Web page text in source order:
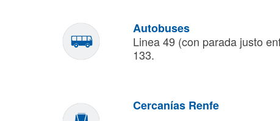
Autobuses
Linea 49 (con parada justo
133.
Cercanías Renfe